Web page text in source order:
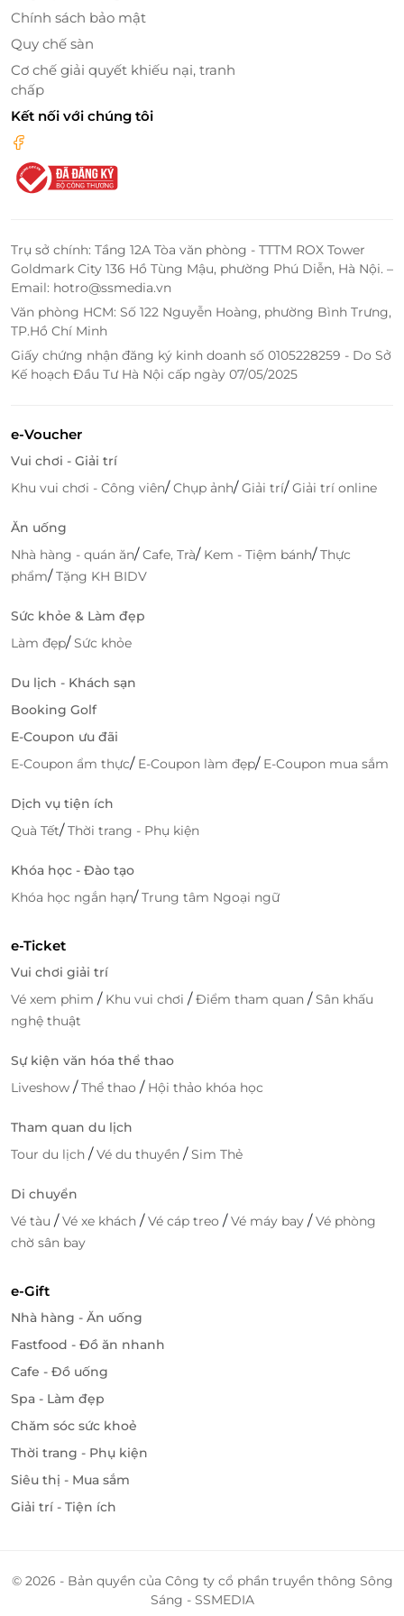
Chính sách bảo mật
Quy chế sàn
Cơ chế giải quyết khiếu nại, tranh
chấp
Kết nối với chúng tôi
Trụ sở chính: Tầng 12A Tòa văn phòng - TTTM ROX Tower
Goldmark City 136 Hồ Tùng Mậu, phường Phú Diễn, Hà Nội. –
Email: hotro@ssmedia.vn
Văn phòng HCM: Số 122 Nguyễn Hoàng, phường Bình Trưng,
TP.Hồ Chí Minh
Giấy chứng nhận đăng ký kinh doanh số 0105228259 - Do Sở
Kế hoạch Đầu Tư Hà Nội cấp ngày 07/05/2025
e-Voucher
Vui chơi - Giải trí
Khu vui chơi - Công viên/Chụp ảnh/Giải trí/Giải trí online
Ăn uống
Nhà hàng - quán ăn/Cafe, Trà/ Kem - Tiệm bánh/Thực
phẩm/Tặng KH BIDV
Sức khỏe & Làm đẹp
Làm đẹp/Sức khỏe
Du lịch - Khách sạn
Booking Golf
E-Coupon ưu đãi
E-Coupon ẩm thực/ E-Coupon làm đẹp/ E-Coupon mua sắm
Dịch vụ tiện ích
Quà Tết/Thời trang - Phụ kiện
Khóa học - Đào tạo
Khóa học ngắn hạn/Trung tâm Ngoại ngữ
e-Ticket
Vui chơi giải trí
Vé xem phim / Khu vui chơi /Điểm tham quan /Sân khấu
nghệ thuật
Sự kiện văn hóa thể thao
Liveshow /Thể thao / Hội thảo khóa học
Tham quan du lịch
Tour du lịch /Vé du thuyền /Sim Thẻ
Di chuyển
Vé tàu /Vé xe khách /Vé cáp treo /Vé máy bay /Vé phòng
chờ sân bay
e-Gift
Nhà hàng - Ăn uống
Fastfood - Đồ ăn nhanh
Cafe - Đồ uống
Spa - Làm đẹp
Chăm sóc sức khoẻ
Thời trang - Phụ kiện
Siêu thị - Mua sắm
Giải trí - Tiện ích
© 2026 - Bản quyền của Công ty cổ phần truyền thông Sông
Sáng - SSMEDIA